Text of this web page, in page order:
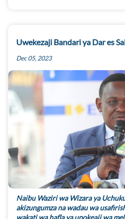
Uwekezaji Bandari ya Dar es
Dec 05, 2023
Naibu Waziri wa Wizara ya
akizungumza na wadau wa